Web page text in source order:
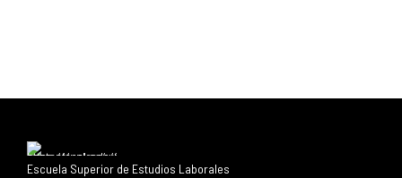
Escuela Superior de Estudios Laborales